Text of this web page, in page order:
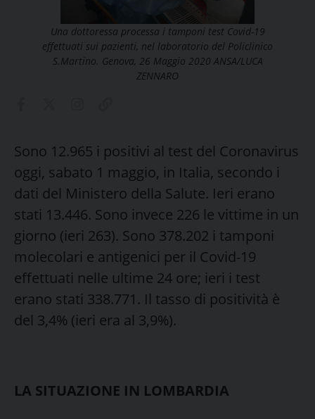
Una dottoressa processa i tamponi test Covid-19
effettuati sui pazienti, nel laboratorio del Policlinico
S.Martino. Genova, 26 Maggio 2020 ANSA/LUCA
ZENNARO
Sono 12.965 i positivi al test del Coronavirus
oggi, sabato 1 maggio, in Italia, secondo i
dati del Ministero della Salute. Ieri erano
stati 13.446. Sono invece 226 le vittime in un
giorno (ieri 263). Sono 378.202 i tamponi
molecolari e antigenici per il Covid-19
effettuati nelle ultime 24 ore; ieri i test
erano stati 338.771. Il tasso di positività è
del 3,4% (ieri era al 3,9%).
LA SITUAZIONE IN LOMBARDIA